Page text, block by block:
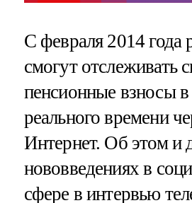
С февраля 2014 года
смогут отслеживать
пенсионные взносы
реального времени
Интернет. Об этом и
нововведениях в
сфере в интервью